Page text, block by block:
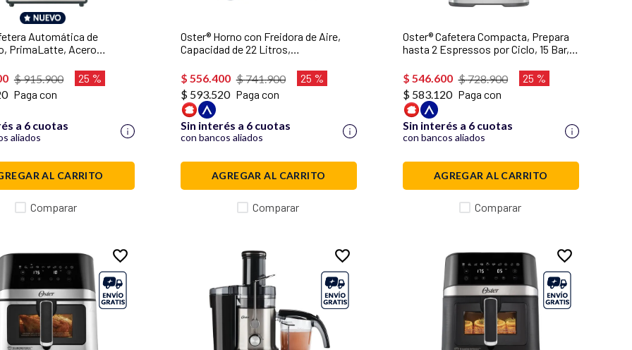
Automática de
PrimaLatte, Acero
$915.900
25 %
Paga con
a 6 cuotas
aliados
AL CARRITO
Comparar
Oster® Horno con Freidora de Aire,
Capacidad de 22 Litros,
TSSTTVMAF1NS
$ 556.400 $741.900
25 %
$ 593.520 Paga con
Sin interés a 6 cuotas
con bancos aliados
AGREGAR AL CARRITO
Comparar
Oster® Cafetera Compacta, Prepara
hasta 2 Espressos por Ciclo, 15 Bar,
para Capuccinos y Lattes,
BVSTEM5502
$ 546.600 $728.900
25 %
$ 583.120 Paga con
Sin interés a 6 cuotas
con bancos aliados
AGREGAR AL CARRITO
Comparar